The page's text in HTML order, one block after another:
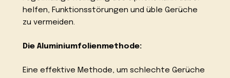
helfen, Funktionsstörungen und üble Gerüche
zu vermeiden.
Die Aluminiumfolienmethode:
Eine effektive Methode, um schlechte Gerüche